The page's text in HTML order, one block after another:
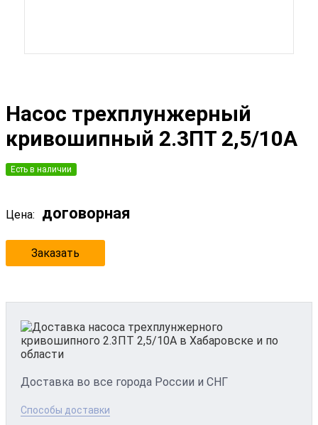
Насос трехплунжерный
кривошипный 2.3ПТ 2,5/10А
Есть в наличии
Цена: договорная
Заказать
Доставка во все города России и СНГ
Способы доставки